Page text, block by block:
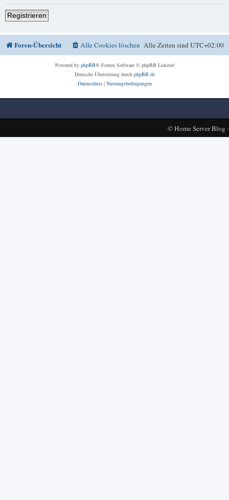
Registrieren
Foren-Übersicht Alle Zeiten sindUTC+02:00
Alle Cookies löschen
Powered by phpBB® Forum Software © phpBB Limited
Deutsche Übersetzung durch phpBB.de
Datenschutz| Nutzungsbedingungen
©Home Server Blog